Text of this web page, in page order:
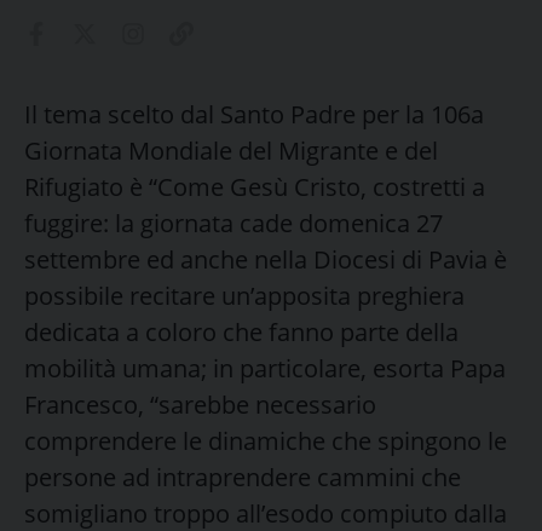
Il tema scelto dal Santo Padre per la 106a
Giornata Mondiale del Migrante e del
Rifugiato è “Come Gesù Cristo, costretti a
fuggire: la giornata cade domenica 27
settembre ed anche nella Diocesi di Pavia è
possibile recitare un’apposita preghiera
dedicata a coloro che fanno parte della
mobilità umana; in particolare, esorta Papa
Francesco, “sarebbe necessario
comprendere le dinamiche che spingono le
persone ad intraprendere cammini che
somigliano troppo all’esodo compiuto dalla